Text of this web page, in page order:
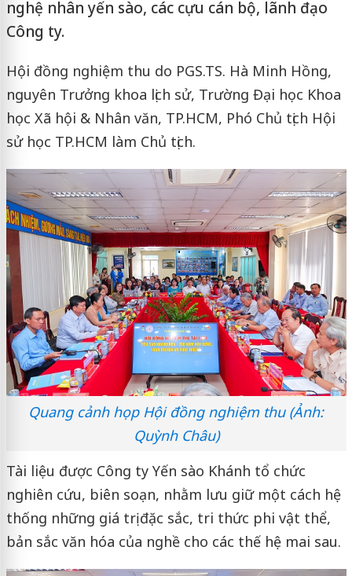
nghệ nhân yến sào, các cựu cán bộ, lãnh đạo
Công ty.
Hội đồng nghiệm thu do PGS.TS. Hà Minh Hồng,
nguyên Trưởng khoa lịch sử, Trường Đại học Khoa
học Xã hội & Nhân văn, TP.HCM, Phó Chủ tịch Hội
sử học TP.HCM làm Chủ tịch.
Quang cảnh họp Hội đồng nghiệm thu (Ảnh:
Quỳnh Châu)
Tài liệu được Công ty Yến sào Khánh tổ chức
nghiên cứu, biên soạn, nhằm lưu giữ một cách hệ
thống những giá trị đặc sắc, tri thức phi vật thể,
bản sắc văn hóa của nghề cho các thế hệ mai sau.